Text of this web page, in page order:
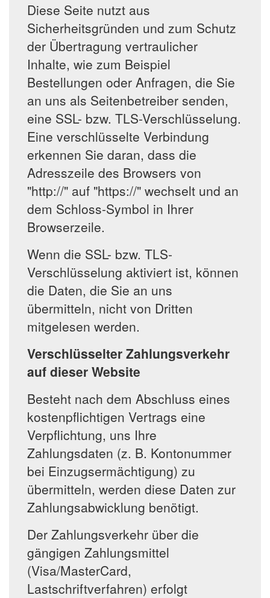
Diese Seite nutzt aus
Sicherheitsgründen und zum Schutz
der Übertragung vertraulicher
Inhalte, wie zum Beispiel
Bestellungen oder Anfragen, die Sie
an uns als Seitenbetreiber senden,
eine SSL- bzw. TLS-Verschlüsselung.
Eine verschlüsselte Verbindung
erkennen Sie daran, dass die
Adresszeile des Browsers von
"http://" auf "https://" wechselt und an
dem Schloss-Symbol in Ihrer
Browserzeile.
Wenn die SSL- bzw. TLS-
Verschlüsselung aktiviert ist, können
die Daten, die Sie an uns
übermitteln, nicht von Dritten
mitgelesen werden.
Verschlüsselter Zahlungsverkehr
auf dieser Website
Besteht nach dem Abschluss eines
kostenpflichtigen Vertrags eine
Verpflichtung, uns Ihre
Zahlungsdaten (z. B. Kontonummer
bei Einzugsermächtigung) zu
übermitteln, werden diese Daten zur
Zahlungsabwicklung benötigt.
Der Zahlungsverkehr über die
gängigen Zahlungsmittel
(Visa/MasterCard,
Lastschriftverfahren) erfolgt